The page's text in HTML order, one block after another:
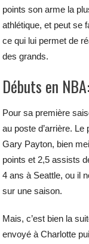
points son arme la
athlétique, et peut se
ce qui lui permet de
des grands.
Débuts en NBA:
Pour sa première
au poste d’arrière.
Gary Payton, bien
points et 2,5 assists
4 ans à Seattle, ou il
sur une saison.
Mais, c’est bien la
envoyé à Charlotte